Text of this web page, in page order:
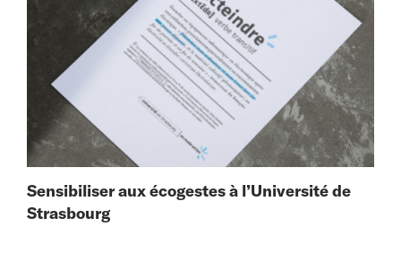
Sensibiliser aux écogestes à l’Université de
Strasbourg